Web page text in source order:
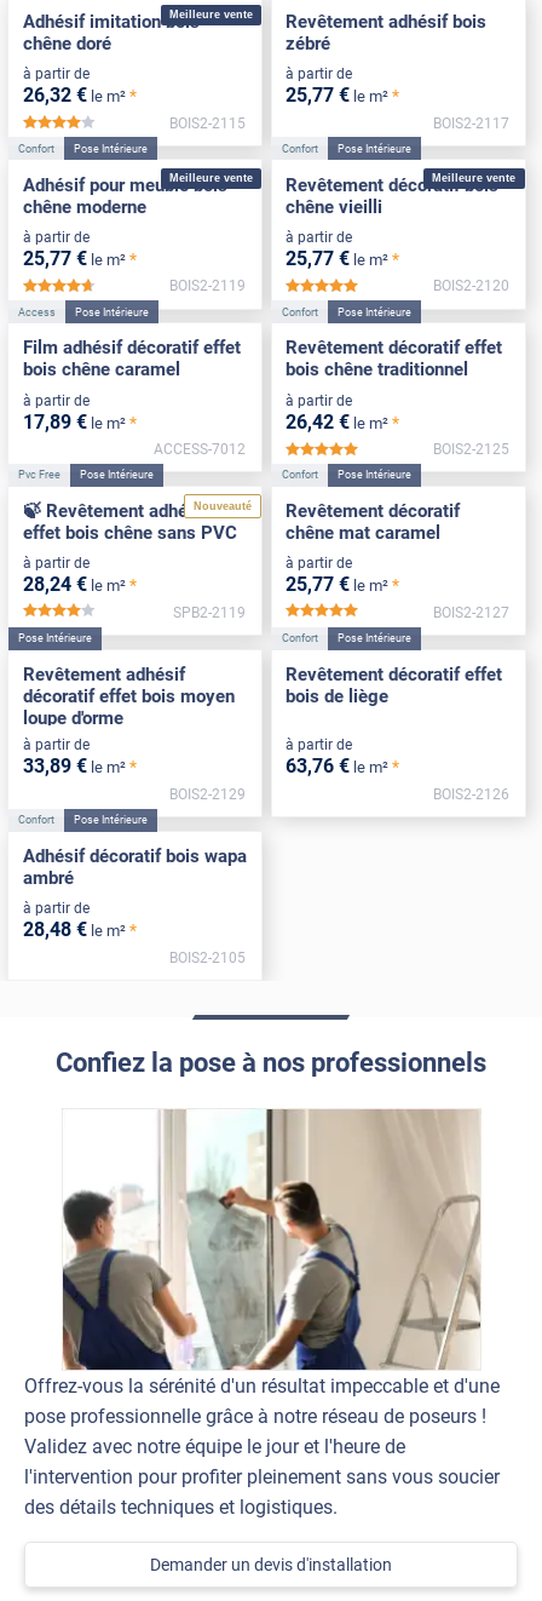
Meilleure vente
Adhésif imitation bois
chêne doré
à partir de
26,32 € le m² *
*****
BOIS2-2115
Revêtement adhésif bois
zébré
à partir de
25,77 € le m² *
BOIS2-2117
Meilleure vente
Confort Pose Intérieure
Adhésif pour meuble bois
chêne moderne
à partir de
25,77 € le m² *
*****
BOIS2-2119
Meilleure vente
Confort Pose Intérieure
Revêtement décoratif bois
chêne vieilli
à partir de
25,77 € le m² *
BOIS2-2120
Access Pose Intérieure
Film adhésif décoratif effet
bois chêne caramel
à partir de
17,89 € le m² *
ACCESS-7012
Confort Pose Intérieure
Revêtement décoratif effet
bois chêne traditionnel
à partir de
26,42 € le m² *
BOIS2-2125
Nouveauté
Pvc Free Pose Intérieure
🍃 Revêtement adhésif
effet bois chêne sans PVC
à partir de
28,24 € le m² *
*****
SPB2-2119
Confort Pose Intérieure
Revêtement décoratif
chêne mat caramel
à partir de
25,77 € le m² *
BOIS2-2127
Pose Intérieure
Revêtement adhésif
décoratif effet bois moyen
loupe d'orme
à partir de
33,89 € le m² *
BOIS2-2129
Confort Pose Intérieure
Revêtement décoratif effet
bois de liège
à partir de
63,76 € le m² *
BOIS2-2126
Confort Pose Intérieure
Adhésif décoratif bois wapa
ambré
à partir de
28,48 € le m² *
BOIS2-2105
Confiez la pose à nos professionnels
Offrez-vous la sérénité d'un résultat impeccable et d'une
pose professionnelle grâce à notre réseau de poseurs !
Validez avec notre équipe le jour et l'heure de
l'intervention pour profiter pleinement sans vous soucier
des détails techniques et logistiques.
Demander un devis d'installation